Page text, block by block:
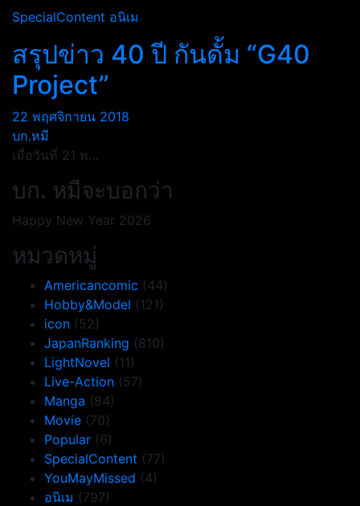
SpecialContent อนิเม
สรุปข่าว 40 ปี กันดั้ม “G40
Project”
22 พฤศจิกายน 2018
บก.หมี
เมื่อวันที่ 21 พ…
บก. หมีจะบอกว่า
Happy New Year 2026
หมวดหมู่
Americancomic (44)
Hobby&Model (121)
icon (52)
JapanRanking (810)
LightNovel (11)
Live-Action (57)
Manga (84)
Movie (70)
Popular (6)
SpecialContent (77)
YouMayMissed (4)
อนิเม (797)